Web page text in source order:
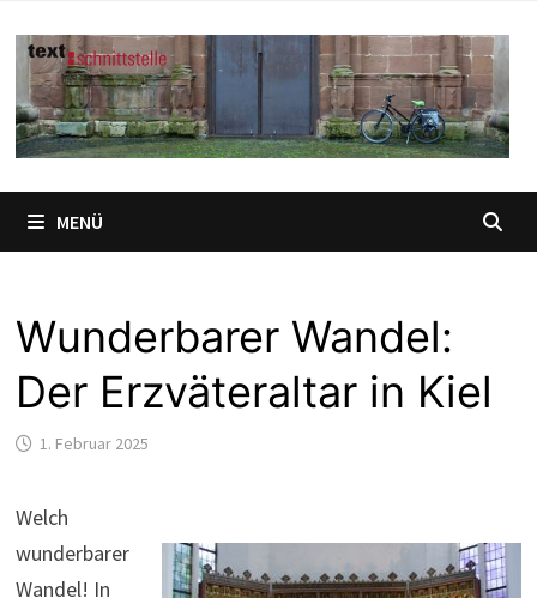
Inhalt
springen
MENÜ
Wunderbarer Wandel:
Der Erzväteraltar in Kiel
1. Februar 2025
Welch
wunderbarer
Wandel! In